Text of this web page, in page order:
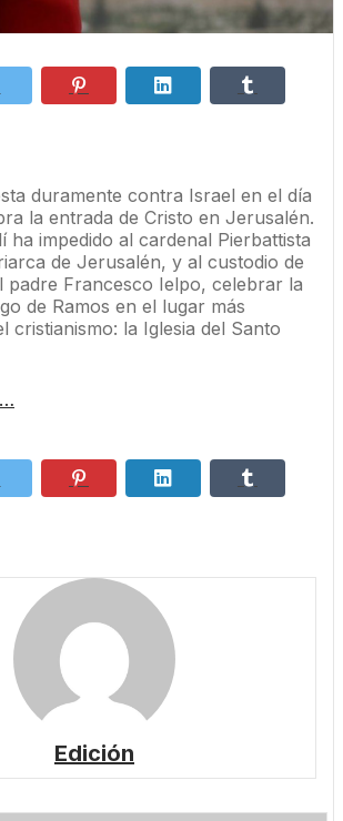
duramente contra Israel en el día
la entrada de Cristo en Jerusalén.
ha impedido al cardenal Pierbattista
de Jerusalén, y al custodio de
padre Francesco Ielpo, celebrar la
de Ramos en el lugar más
cristianismo: la Iglesia del Santo
Edición